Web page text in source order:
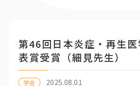
第46回日本炎症・再生
表賞受賞（細見先生）
学会 2025.08.01